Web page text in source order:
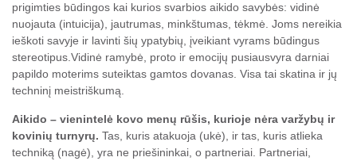
prigimties būdingos kai kurios svarbios aikido savybės: vidinė
nuojauta (intuicija), jautrumas, minkštumas, tėkmė. Joms nereikia
ieškoti savyje ir lavinti šių ypatybių, įveikiant vyrams būdingus
stereotipus.Vidinė ramybė, proto ir emocijų pusiausvyra darniai
papildo moterims suteiktas gamtos dovanas. Visa tai skatina ir jų
techninį meistriškumą.
Aikido – vienintelė kovo menų rūšis, kurioje nėra varžybų ir
kovinių turnyrų. Tas, kuris atakuoja (ukė), ir tas, kuris atlieka
techniką (nagė), yra ne priešininkai, o partneriai. Partneriai,